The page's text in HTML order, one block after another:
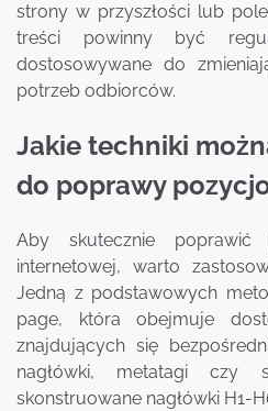
strony w przyszłości lub
treści powinny być
dostosowywane do
potrzeb odbiorców.
Jakie techniki
do poprawy
Aby skutecznie poprawić
internetowej, warto
Jedną z podstawowych
page, która obejmuje
znajdujących się
nagłówki, metatagi czy
skonstruowane nagłówki H1-